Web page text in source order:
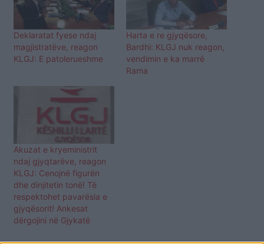
Deklaratat fyese ndaj
magjistratëve, reagon
KLGJ: E patolerueshme
Harta e re gjyqësore,
Bardhi: KLGJ nuk reagon,
vendimin e ka marrë
Rama
Akuzat e kryeministrit
ndaj gjyqtarëve, reagon
KLGJ: Cenojnë figurën
dhe dinjitetin tonë! Të
respektohet pavarësia e
gjyqësorit! Ankesat
dërgojini në Gjykatë